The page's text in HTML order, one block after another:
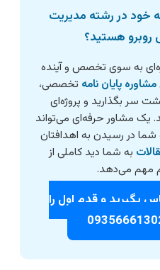
در رشته مدیریت
هستید؟
به سوی تخصص و آینده
پایان نامهتخصصی،
بگذارید و پروژه‌ای
مشاور حرفه‌ای می‌تواند
رسیدن به اهدافتان
به شما دید کاملی از
می‌دهد.
و قدم اول را